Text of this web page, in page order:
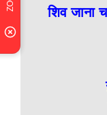
शिव जाना